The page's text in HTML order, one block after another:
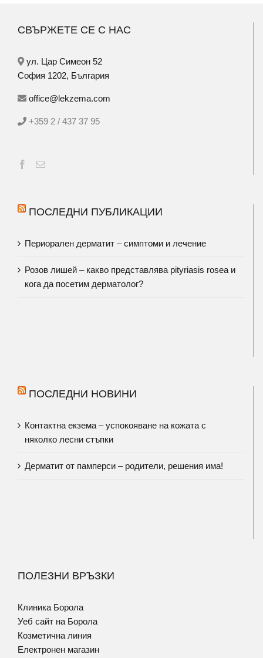
СВЪРЖЕТЕ СЕ С НАС
ул. Цар Симеон 52
София 1202, България
office@lekzema.com
+359 2 / 437 37 95
ПОСЛЕДНИ ПУБЛИКАЦИИ
Периорален дерматит – симптоми и лечение
Розов лишей – какво представлява pityriasis rosea и
кога да посетим дерматолог?
ПОСЛЕДНИ НОВИНИ
Контактна екзема – успокояване на кожата с
няколко лесни стъпки
Дерматит от памперси – родители, решения има!
ПОЛЕЗНИ ВРЪЗКИ
Клиника Борола
Уеб сайт на Борола
Козметична линия
Електронен магазин